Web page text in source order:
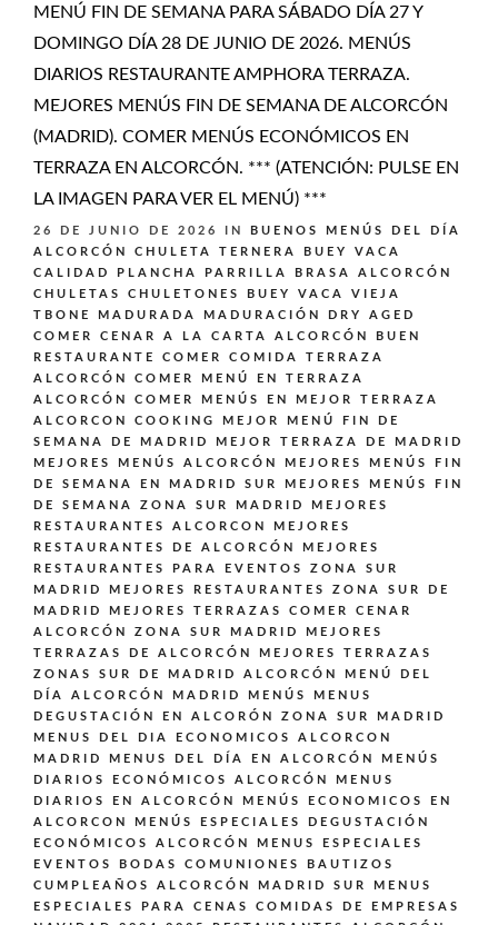
MENÚ FIN DE SEMANA PARA SÁBADO DÍA 27 Y
DOMINGO DÍA 28 DE JUNIO DE 2026. MENÚS
DIARIOS RESTAURANTE AMPHORA TERRAZA.
MEJORES MENÚS FIN DE SEMANA DE ALCORCÓN
(MADRID). COMER MENÚS ECONÓMICOS EN
TERRAZA EN ALCORCÓN. *** (ATENCIÓN: PULSE EN
LA IMAGEN PARA VER EL MENÚ) ***
26 DE JUNIO DE 2026 IN
BUENOS MENÚS DEL DÍA
ALCORCÓN
CHULETA TERNERA BUEY VACA
CALIDAD PLANCHA PARRILLA BRASA ALCORCÓN
CHULETAS CHULETONES BUEY VACA VIEJA
TBONE MADURADA MADURACIÓN DRY AGED
COMER CENAR A LA CARTA ALCORCÓN BUEN
RESTAURANTE
COMER COMIDA TERRAZA
ALCORCÓN
COMER MENÚ EN TERRAZA
ALCORCÓN
COMER MENÚS EN MEJOR TERRAZA
ALCORCON
COOKING
MEJOR MENÚ FIN DE
SEMANA DE MADRID
MEJOR TERRAZA DE MADRID
MEJORES MENÚS ALCORCÓN
MEJORES MENÚS FIN
DE SEMANA EN MADRID SUR
MEJORES MENÚS FIN
DE SEMANA ZONA SUR MADRID
MEJORES
RESTAURANTES ALCORCON
MEJORES
RESTAURANTES DE ALCORCÓN
MEJORES
RESTAURANTES PARA EVENTOS ZONA SUR
MADRID
MEJORES RESTAURANTES ZONA SUR DE
MADRID
MEJORES TERRAZAS COMER CENAR
ALCORCÓN ZONA SUR MADRID
MEJORES
TERRAZAS DE ALCORCÓN
MEJORES TERRAZAS
ZONAS SUR DE MADRID ALCORCÓN
MENÚ DEL
DÍA ALCORCÓN MADRID
MENÚS
MENUS
DEGUSTACIÓN EN ALCORÓN ZONA SUR MADRID
MENUS DEL DIA ECONOMICOS ALCORCON
MADRID
MENUS DEL DÍA EN ALCORCÓN
MENÚS
DIARIOS ECONÓMICOS ALCORCÓN
MENUS
DIARIOS EN ALCORCÓN
MENÚS ECONOMICOS EN
ALCORCON
MENÚS ESPECIALES DEGUSTACIÓN
ECONÓMICOS ALCORCÓN
MENUS ESPECIALES
EVENTOS BODAS COMUNIONES BAUTIZOS
CUMPLEAÑOS ALCORCÓN MADRID SUR
MENUS
ESPECIALES PARA CENAS COMIDAS DE EMPRESAS